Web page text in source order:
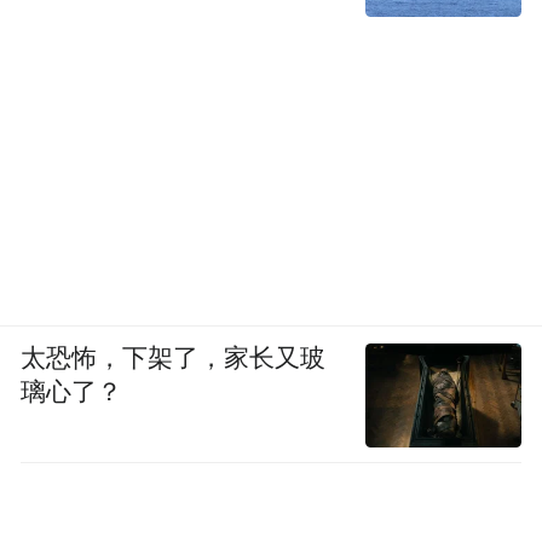
太恐怖，下架了，家长又玻
璃心了？